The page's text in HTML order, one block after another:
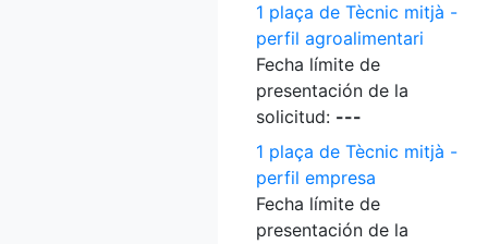
1 plaça de Tècnic mitjà -
perfil agroalimentari
Fecha límite de
presentación de la
solicitud: ---
1 plaça de Tècnic mitjà -
perfil empresa
Fecha límite de
presentación de la